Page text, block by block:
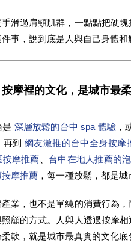
滑過肩頸肌群，一點點把硬
事，說到底是人與自己身體和
摩裡的文化，是城市最
是 深層放鬆的台中 spa 體驗，
再到 網友激推的台中全身按摩
按摩推薦
台中在地人推薦的
摩推薦 ，每一種放鬆，都是城
業，也不是單純的消費行為，
顧的方式。人與人透過按摩
軟，就是城市最真實的文化底